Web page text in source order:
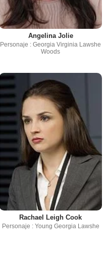
Angelina Jolie
Personaje : Georgia Virginia Lawshe
Woods
Rachael Leigh Cook
Personaje : Young Georgia Lawshe